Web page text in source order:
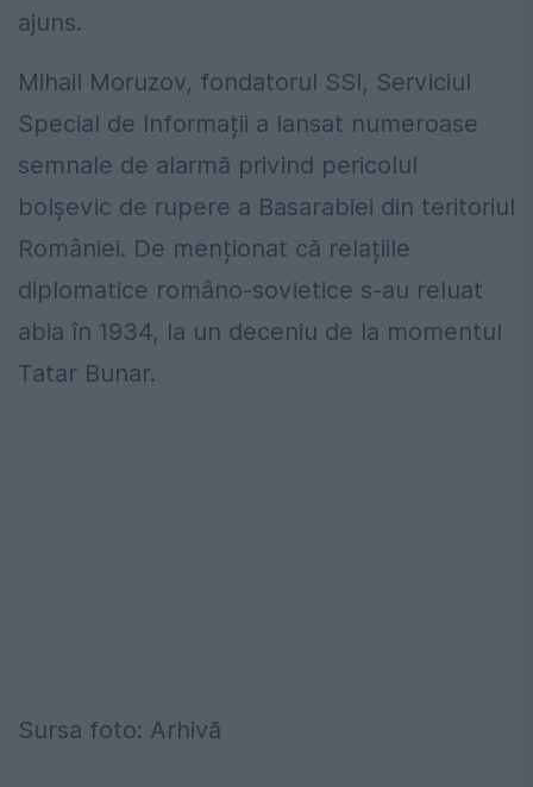
ajuns.
Mihail Moruzov, fondatorul SSI, Serviciul
Special de Informații a lansat numeroase
semnale de alarmă privind pericolul
bolșevic de rupere a Basarabiei din teritoriul
României. De menționat că relațiile
diplomatice româno-sovietice s-au reluat
abia în 1934, la un deceniu de la momentul
Tatar Bunar.
Sursa foto: Arhivă